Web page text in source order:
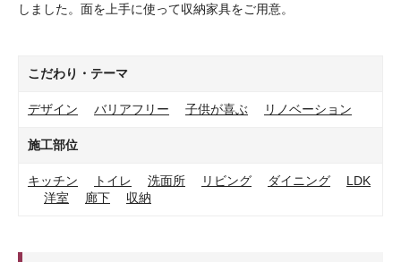
しました。面を上手に使って収納家具をご用意。
こだわり・テーマ
デザイン バリアフリー 子供が喜ぶ リノベーション
施工部位
キッチン トイレ 洗面所 リビング ダイニング
LDK
洋室
廊下 収納